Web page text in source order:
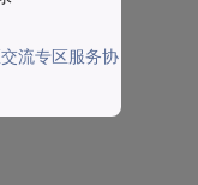
交流专区服务协